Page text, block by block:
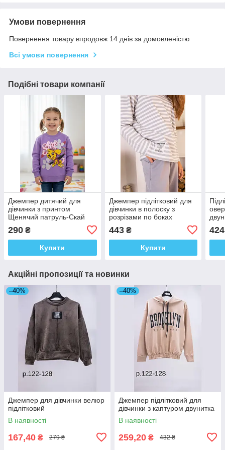
Умови повернення
Повернення товару впродовж 14 днів за домовленістю
Всі умови повернення
Подібні товари компанії
Джемпер дитячий для
дівчинки з принтом
Щенячий патруль-Скай
290 ₴
Купити
Джемпер підлітковий для
дівчинки в полоску з
розрізами по боках
443₴
Купити
424
Акційні пропозиції та новинки
–40%
Джемпер для дівчинки велюр
підлітковий
В наявності
167,40 ₴ 279 ₴
–40%
Джемпер підлітковий для
дівчинки з каптуром двунитка
В наявності
259,20 ₴ 432 ₴